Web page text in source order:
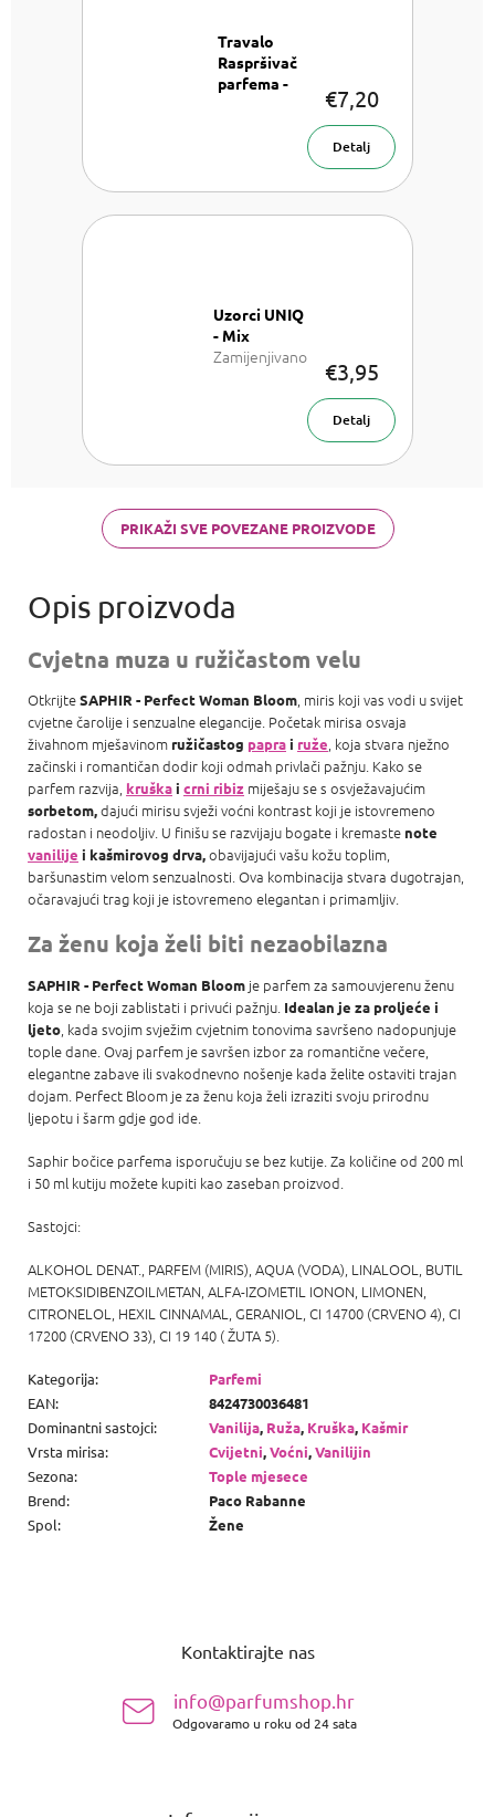
Travalo
Raspršivač
parfema -
€7,20
Detalj
Uzorci UNIQ
- Mix
Zamijenjivano
the beach, TF
Sahara Noir a
Roja Parfums
Amber Aoud
€3,95
Detalj
PRIKAŽI SVE POVEZANE PROIZVODE
Cvjetna muza u ružičastom velu
OtkrijteSAPHIR - Perfect Woman Bloom, miris koji vas vodi u svijet
cvjetne čarolije i senzualne elegancije. Početak mirisa osvaja
živahnom mješavinom ružičastog paprai ruže, koja stvara nježno
začinski i romantičan dodir koji odmah privlači pažnju. Kako se
parfem razvija, kruškai crni ribiz miješaju se s osvježavajućim
sorbetom,dajući mirisu svježi voćni kontrast koji je istovremeno
radostan i neodoljiv. U finišu se razvijaju bogate i kremaste note
vanilije i kašmirovog drva,obavijajući vašu kožu toplim,
baršunastim velom senzualnosti. Ova kombinacija stvara dugotrajan,
očaravajući trag koji je istovremeno elegantan i primamljiv.
Za ženu koja želi biti nezaobilazna
SAPHIR - Perfect Woman Bloom je parfem za samouvjerenu ženu
koja se ne boji zablistati i privući pažnju. Idealan je za proljeće i
ljeto, kada svojim svježim cvjetnim tonovima savršeno nadopunjuje
tople dane. Ovaj parfem je savršen izbor za romantične večere,
elegantne zabave ili svakodnevno nošenje kada želite ostaviti trajan
dojam. Perfect Bloom je za ženu koja želi izraziti svoju prirodnu
ljepotu i šarm gdje god ide.
Saphir bočice parfema isporučuju se bez kutije. Za količine od 200 ml
i 50 ml kutiju možete kupiti kao zaseban proizvod.
Sastojci:
ALKOHOL DENAT., PARFEM (MIRIS), AQUA (VODA), LINALOOL, BUTIL
METOKSIDIBENZOILMETAN, ALFA-IZOMETIL IONON, LIMONEN,
CITRONELOL, HEXIL CINNAMAL, GERANIOL, CI 14700 (CRVENO 4), CI
17200 (CRVENO 33), CI 19 140 ( ŽUTA 5).
Kategorija:
Parfemi
EAN:
8424730036481
Dominantni sastojci: Vanilija, Ruža, Kruška, Kašmir
Vrsta mirisa: Cvijetni,Voćni,Vanilijin
Sezona:
Tople mjesece
Brend:
Paco Rabanne
Spol: Žene
Kontaktirajte nas
info@parfumshop.hr
Odgovaramo u roku od 24 sata